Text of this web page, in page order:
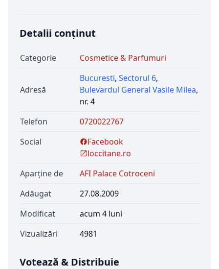
Detalii conținut
Categorie Cosmetice & Parfumuri
Adresă
Bucuresti, Sectorul 6,
Bulevardul General Vasile Milea,
nr. 4
Telefon
0720022767
Social
Facebook
loccitane.ro
Aparține de
AFI Palace Cotroceni
Adăugat
27.08.2009
Modificat
acum 4 luni
Vizualizări
4981
Votează & Distribuie